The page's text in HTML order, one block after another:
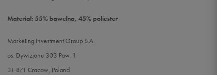
Materiał: 55% bawełna, 45% poliester
Marketing Investment Group S.A.
os. Dywizjonu 303 Paw. 1
31-871 Cracow, Poland